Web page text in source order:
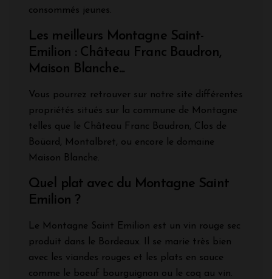
consommés jeunes.
Les meilleurs Montagne Saint-
Emilion : Château Franc Baudron,
Maison Blanche...
Vous pourrez retrouver sur notre site différentes
propriétés situés sur la commune de Montagne
telles que le Château Franc Baudron, Clos de
Boüard, Montalbret, ou encore le domaine
Maison Blanche.
Quel plat avec du Montagne Saint
Emilion ?
Le Montagne Saint Emilion est un vin rouge sec
produit dans le Bordeaux. Il se marie très bien
avec les viandes rouges et les plats en sauce
comme le boeuf bourguignon ou le coq au vin.